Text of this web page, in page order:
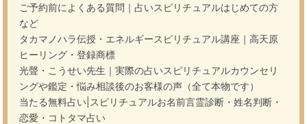
ご予約前によくある質問｜占いスピリチュアルはじめての方
など
タカマノハラ伝授・エネルギースピリチュアル講座｜高天原
ヒーリング・登録商標
光聲・こうせい先生｜実際の占いスピリチュアルカウンセリ
ングや鑑定・悩み相談後のお客様の声（全て本物です）
当たる無料占い|スピリチュアルお名前言霊診断・姓名判断・
恋愛・コトタマ占い